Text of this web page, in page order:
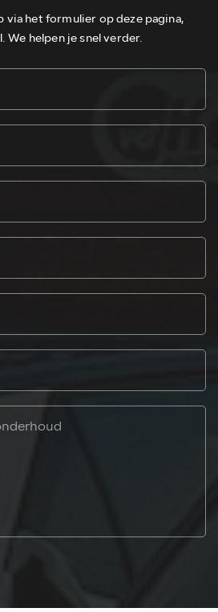
het formulier op deze pagina,
helpen je snel verder.